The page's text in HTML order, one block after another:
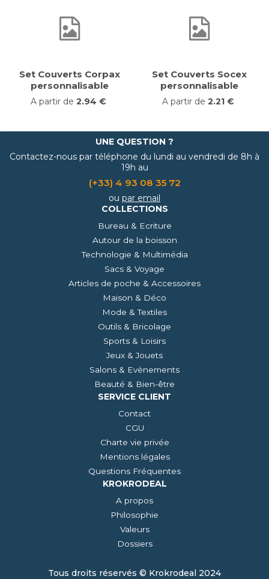
Set Couverts Corpax
personnalisable
A partir de 2.94 €
Set Couverts Socex
personnalisable
A partir de 2.21 €
UNE QUESTION ?
Contactez-nous par téléphone du lundi au vendredi de 8h à
19h au
(+33) 4 93 08 35 72
ou par email
COLLECTIONS
Bureau & Ecriture
Autour de la boisson
Technologie & Multimédia
Sacs & Voyage
Articles de poche & Accessoires
Maison & Déco
Mode & Textiles
Outils & Bricolage
Sports & Loisirs
Jeux & Jouets
Salons & Evènements
Beauté & Bien-être
SERVICE CLIENT
Contact
CGU
Charte vie privée
Mentions légales
Questions Fréquentes
KROKRODEAL
A propos
Philosophie
Valeurs
Dossiers
Tous droits réservés © Krokrodeal 2024